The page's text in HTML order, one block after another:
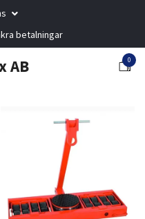
betalningar
AB 0